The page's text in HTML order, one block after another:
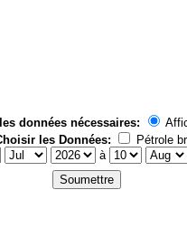
données nécessaires:
les Données:
Pétrole
à